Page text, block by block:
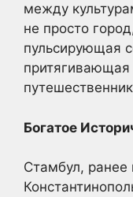
между
не просто
пульсирующая
Богатое
Стамбул, ранее